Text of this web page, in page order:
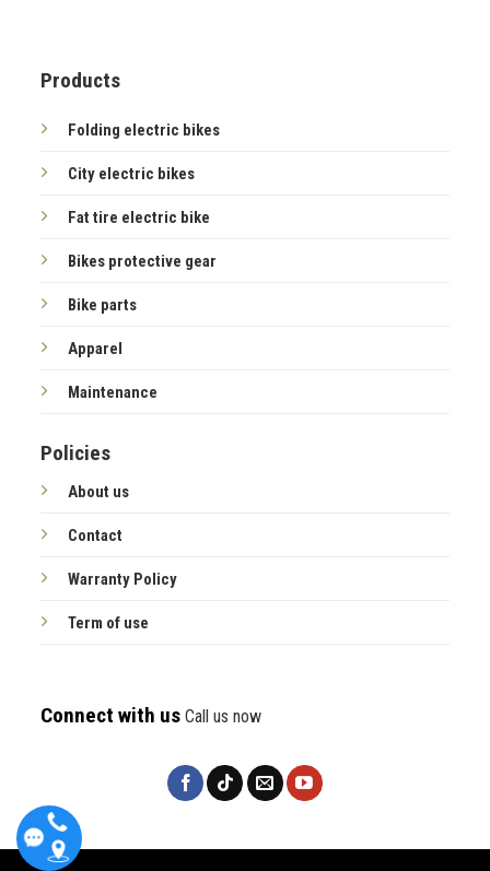
Products
Folding electric bikes
City electric bikes
Fat tire electric bike
Bikes protective gear
Bike parts
Apparel
Maintenance
Policies
About us
Contact
Warranty Policy
Term of use
Connect with us Call us now